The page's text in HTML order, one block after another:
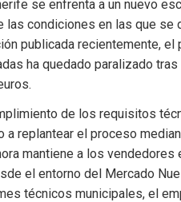
se enfrenta a un nuevo
condiciones en las que se
publicada recientemente, el
ha quedado paralizado
de los requisitos
replantear el proceso
mantiene a los vendedores
el entorno del Mercado
técnicos municipales, el